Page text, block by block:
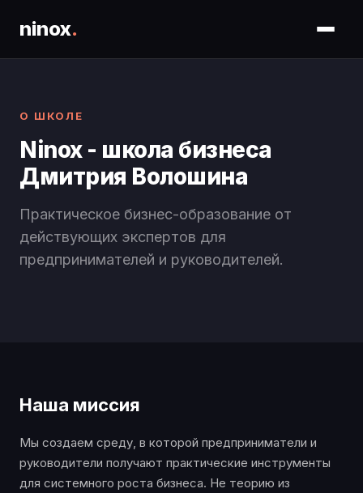
ninox.
О ШКОЛЕ
Ninox - школа бизнеса
Дмитрия Волошина
Практическое бизнес-образование от
действующих экспертов для
предпринимателей и руководителей.
Наша миссия
Мы создаем среду, в которой предприниматели и
руководители получают практические инструменты
для системного роста бизнеса. Не теорию из